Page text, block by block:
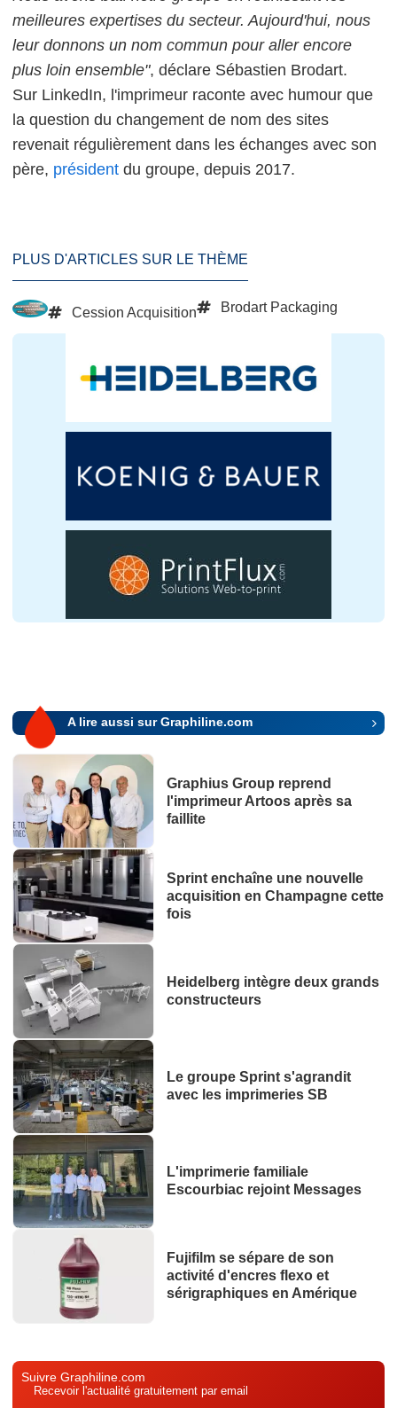
meilleures expertises du secteur. Aujourd'hui, nous
leur donnons un nom commun pour aller encore
plus loin ensemble", déclare Sébastien Brodart.
Sur LinkedIn, l'imprimeur raconte avec humour que
la question du changement de nom des sites
revenait régulièrement dans les échanges avec son
père, président du groupe, depuis 2017.
PLUS D'ARTICLES SUR LE THÈME
Cession Acquisition Brodart Packaging
A lire aussi sur Graphiline.com
Graphius Group reprend
l'imprimeur Artoos après sa
faillite
Sprint enchaîne une nouvelle
acquisition en Champagne cette
fois
Heidelberg intègre deux grands
constructeurs
Le groupe Sprint s'agrandit
avec les imprimeries SB
L'imprimerie familiale
Escourbiac rejoint Messages
Fujifilm se sépare de son
activité d'encres flexo et
sérigraphiques en Amérique
Suivre Graphiline.com
Recevoir l'actualité gratuitement par email